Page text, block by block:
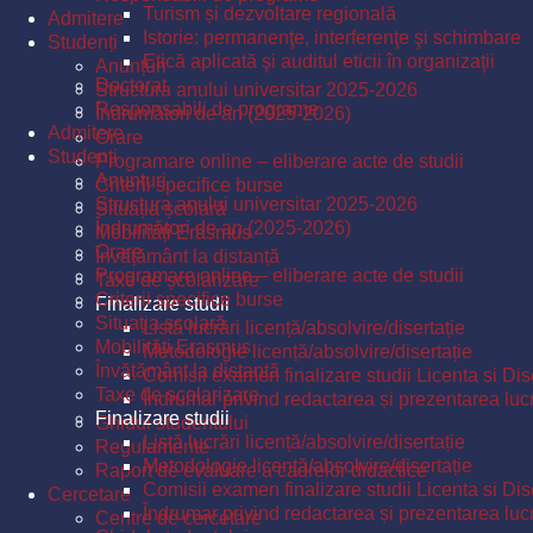
Admitere
Studenți
Anunțuri
Structura anului universitar 2025-2026
Îndrumători de an (2025-2026)
Orare
Programare online – eliberare acte de studii
Criterii specifice burse
Situația școlară
Mobilități Erasmus
Învățământ la distanță
Taxe de școlarizare
Finalizare studii
Listă lucrări licență/absolvire/disertație
Metodologie licență/absolvire/disertație
Comisii examen finalizare studii Licenta si
Îndrumar privind redactarea și prezentarea
Ghidul studentului
Regulamente
Raport de evaluare a cadrelor didactice
Cercetare
Centre de cercetare
Turism și dezvoltare regională
Istorie: permanenţe, interferenţe şi schimbare
Etică aplicată şi auditul eticii în organizaţii
Doctorat
Responsabili de programe
Admitere
Studenți
Anunțuri
Structura anului universitar 2025-2026
Îndrumători de an (2025-2026)
Orare
Programare online – eliberare acte de studii
Criterii specifice burse
Situația școlară
Mobilități Erasmus
Învățământ la distanță
Taxe de școlarizare
Finalizare studii
Listă lucrări licență/absolvire/disertație
Metodologie licență/absolvire/disertație
Comisii examen finalizare studii Licenta si
Îndrumar privind redactarea și prezentarea